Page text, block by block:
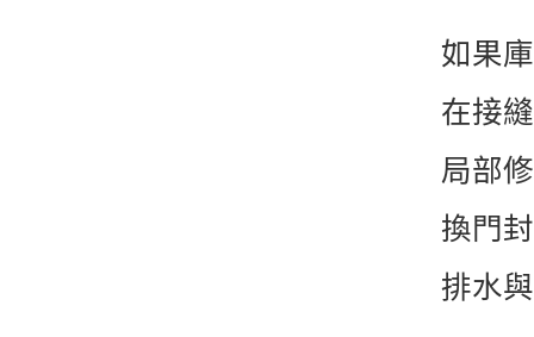
如果
在接
局部
換門
排水